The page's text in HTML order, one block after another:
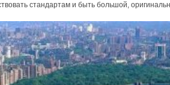
стандартам и быть большой,